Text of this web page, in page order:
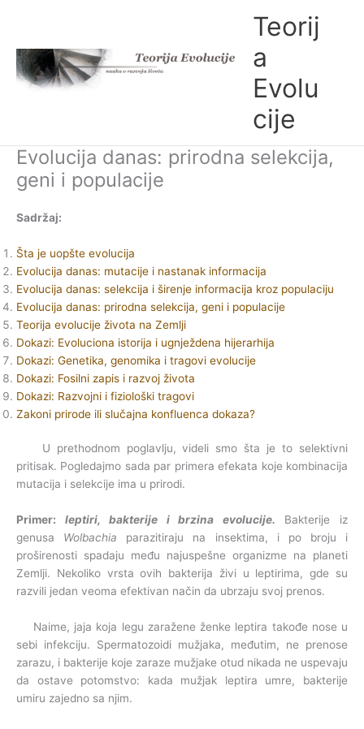
Teorij
a
Evolu
cije
Evolucija danas: prirodna selekcija,
geni i populacije
Sadržaj:
Šta je uopšte evolucija
Evolucija danas: mutacije i nastanak informacija
Evolucija danas: selekcija i širenje informacija kroz populaciju
Evolucija danas: prirodna selekcija, geni i populacije
Teorija evolucije života na Zemlji
Dokazi: Evoluciona istorija i ugnježdena hijerarhija
Dokazi: Genetika, genomika i tragovi evolucije
Dokazi: Fosilni zapis i razvoj života
Dokazi: Razvojni i fiziološki tragovi
Zakoni prirode ili slučajna konfluenca dokaza?
U prethodnom poglavlju, videli smo šta je to selektivni
pritisak. Pogledajmo sada par primera efekata koje kombinacija
mutacija i selekcije ima u prirodi.
Primer: leptiri, bakterije i brzina evolucije. Bakterije iz
genusa Wolbachia parazitiraju na insektima, i po broju i
proširenosti spadaju među najuspešne organizme na planeti
Zemlji. Nekoliko vrsta ovih bakterija živi u leptirima, gde su
razvili jedan veoma efektivan način da ubrzaju svoj prenos.
Naime, jaja koja legu zaražene ženke leptira takođe nose u
sebi infekciju. Spermatozoidi mužjaka, međutim, ne prenose
zarazu, i bakterije koje zaraze mužjake otud nikada ne uspevaju
da ostave potomstvo: kada mužjak leptira umre, bakterije
umiru zajedno sa njim.